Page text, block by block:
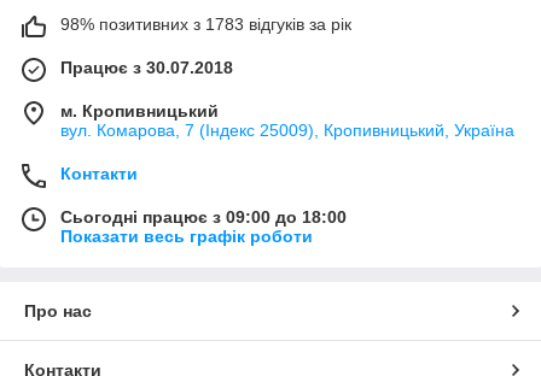
98% позитивних з 1783 відгуків за рік
Працює з 30.07.2018
м. Кропивницький
вул. Комарова, 7 (Індекс 25009), Кропивницький, Україна
Контакти
Сьогодні працює з 09:00 до 18:00
Показати весь графік роботи
Про нас
Контакти